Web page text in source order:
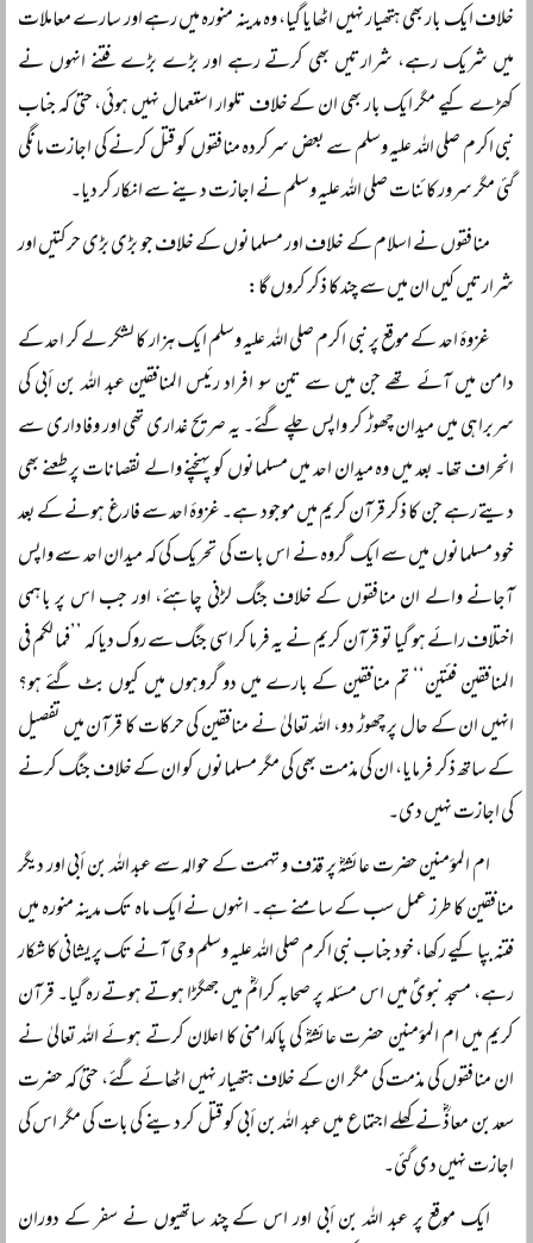
خلاف ایک بار بھی ہتھیار نہیں اٹھایا گیا، وہ مدینہ منورہ میں رہے اور سارے معاملات
میں شریک رہے، شرارتیں بھی کرتے رہے اور بڑے بڑے فتنے انہوں نے
کھڑے کیے مگر ایک بار بھی ان کے خلاف تلوار استعمال نہیں ہوئی، حتیٰ کہ جناب
نبی اکرم صلی اللہ علیہ وسلم سے بعض سرکردہ منافقوں کو قتل کرنے کی اجازت مانگی
گئی مگر سرور کائنات صلی اللہ علیہ وسلم نے اجازت دینے سے انکار کر دیا۔
منافقوں نے اسلام کے خلاف اور مسلمانوں کے خلاف جو بڑی بڑی حرکتیں اور
شرارتیں کیں ان میں سے چند کا ذکر کروں گا:
غزوۂ احد کے موقع پر نبی اکرم صلی اللہ علیہ وسلم ایک ہزار کا لشکر لے کر احد کے
دامن میں آئے تھے جن میں سے تین سو افراد رئیس المنافقین عبد اللہ بن أبی کی
سربراہی میں میدان چھوڑ کر واپس چلے گئے۔ یہ صریح غداری تھی اور وفاداری سے
انحراف تھا۔ بعد میں وہ میدان احد میں مسلمانوں کو پہنچنے والے نقصانات پر طعنے بھی
دیتے رہے جن کا ذکر قرآن کریم میں موجود ہے۔ غزوۂ احد سے فارغ ہونے کے بعد
خود مسلمانوں میں سے ایک گروہ نے اس بات کی تحریک کی کہ میدان احد سے واپس
آجانے والے ان منافقوں کے خلاف جنگ لڑنی چاہئے، اور جب اس پر باہمی
اختلاف رائے ہو گیا تو قرآن کریم نے یہ فرما کر اسی جنگ سے روک دیا کہ ’’فما لکم فی
المنافقین فئتین‘‘ تم منافقین کے بارے میں دو گروہوں میں کیوں بٹ گئے ہو؟
انہیں ان کے حال پر چھوڑ دو، اللہ تعالیٰ نے منافقین کی حرکات کا قرآن میں تفصیل
کے ساتھ ذکر فرمایا، ان کی مذمت بھی کی مگر مسلمانوں کو ان کے خلاف جنگ کرنے
کی اجازت نہیں دی۔
ام المؤمنین حضرت عائشہؓ پر قذف و تہمت کے حوالہ سے عبد اللہ بن أبی اور دیگر
منافقین کا طرز عمل سب کے سامنے ہے۔ انہوں نے ایک ماہ تک مدینہ منورہ میں
فتنہ بپا کیے رکھا، خود جناب نبی اکرم صلی اللہ علیہ وسلم وحی آنے تک پریشانی کا شکار
رہے، مسجد نبویؐ میں اس مسئلہ پر صحابہ کرامؓ میں جھگڑا ہوتے ہوتے رہ گیا۔ قرآن
کریم میں ام المؤمنین حضرت عائشہؓ کی پاکدامنی کا اعلان کرتے ہوئے اللہ تعالیٰ نے
ان منافقوں کی مذمت کی مگر ان کے خلاف ہتھیار نہیں اٹھائے گئے، حتیٰ کہ حضرت
سعد بن معاذؓ نے کھلے اجتماع میں عبد اللہ بن أبی کو قتل کر دینے کی بات کی مگر اس کی
اجازت نہیں دی گئی۔
ایک موقع پر عبد اللہ بن أبی اور اس کے چند ساتھیوں نے سفر کے دوران